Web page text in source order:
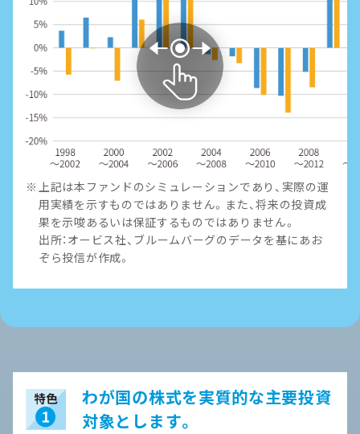
上記は本ファンドのシミュレーションであり、実際の運
用実績を示すものではありません。また、将来の投資成
果を示唆あるいは保証するものではありません。
出所：オービス社、ブルームバーグのデータを基にあお
ぞら投信が作成。
わが国の株式を実質的な主要投資
対象とします。